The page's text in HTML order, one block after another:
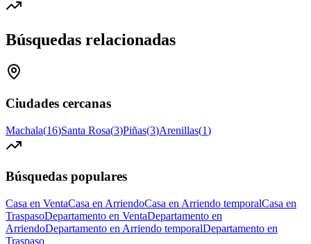
Búsquedas relacionadas
Ciudades cercanas
Machala(16)Santa Rosa(3)Piñas(3)Arenillas(1)
Búsquedas populares
Casa en VentaCasa en ArriendoCasa en Arriendo temporalCasa en
TraspasoDepartamento en VentaDepartamento en
ArriendoDepartamento en Arriendo temporalDepartamento en
Traspaso